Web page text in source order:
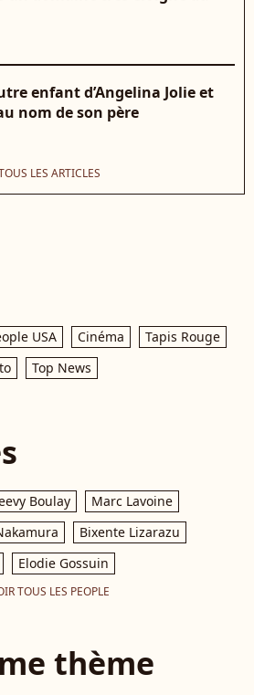
enfant d’Angelina Jolie et
nom de son père
LES ARTICLES
USA Cinéma
Tapis Rouge
Top News
Boulay
Marc Lavoine
Bixente Lizarazu
Elodie Gossuin
TOUS LES PEOPLE
thème